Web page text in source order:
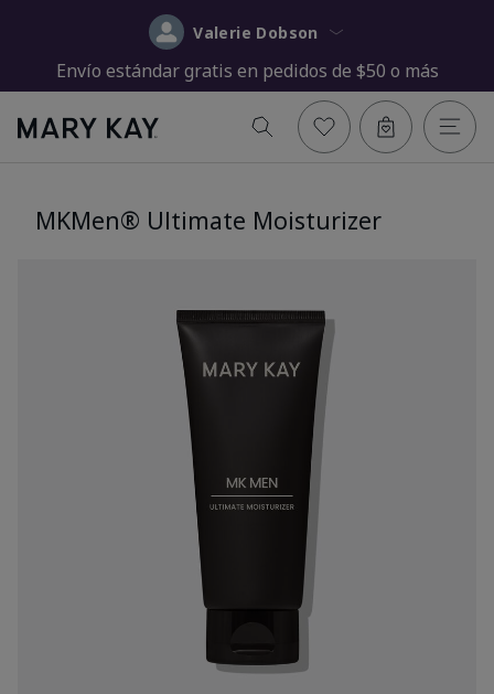
Valerie Dobson
Envío estándar gratis en pedidos de $50 o más
MKMen® Ultimate Moisturizer